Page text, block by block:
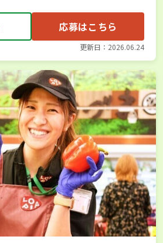
応募はこちら
更新日：2026.06.24